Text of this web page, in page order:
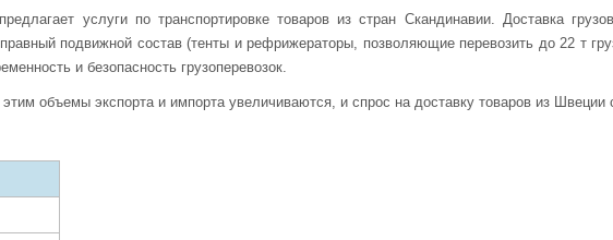
услуги по транспортировке товаров из стран Скандинавии. Доставка
подвижной состав (тенты и рефрижераторы, позволяющие перевозить до 22 т
и безопасность грузоперевозок.
объемы экспорта и импорта увеличиваются, и спрос на доставку товаров из Швеции